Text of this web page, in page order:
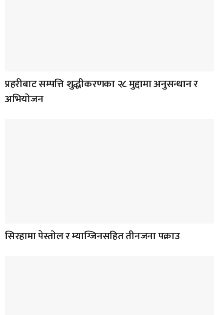
प्रहरीबाट सम्पत्ति शुद्धीकरणका २८ मुद्दामा अनुसन्धान र
अभियोजन
सिरहामा पेस्तोल र म्याग्जिनसहित तीनजना पक्राउ